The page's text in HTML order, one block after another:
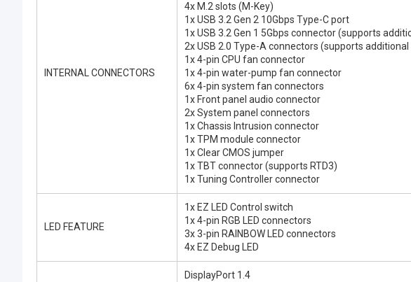
INTERNAL CONNECTORS
4x M.2 slots (M-Key)
1x USB 3.2 Gen 2 10Gbps Type-C port
1x USB 3.2 Gen 1 5Gbps connector (supports
2x USB 2.0 Type-A connectors (supports additional
1x 4-pin CPU fan connector
1x 4-pin water-pump fan connector
6x 4-pin system fan connectors
1x Front panel audio connector
2x System panel connectors
1x Chassis Intrusion connector
1x TPM module connector
1x Clear CMOS jumper
1x TBT connector (supports RTD3)
1x Tuning Controller connector
LED FEATURE
1x EZ LED Control switch
1x 4-pin RGB LED connectors
3x 3-pin RAINBOW LED connectors
4x EZ Debug LED
DisplayPort 1.4